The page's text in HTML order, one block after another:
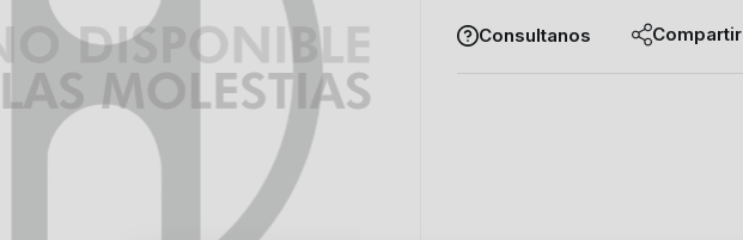
Consultanos Compartir